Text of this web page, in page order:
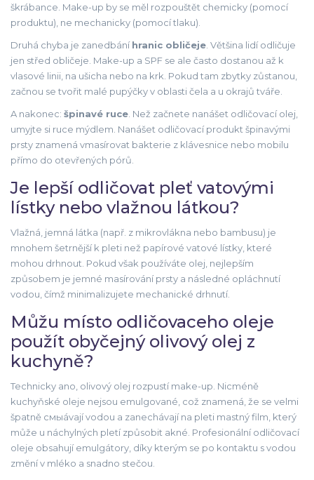
škrábance. Make-up by se měl rozpouštět chemicky (pomocí
produktu), ne mechanicky (pomocí tlaku).
Druhá chyba je zanedbáníhranic obličeje. Většina lidí odličuje
jen střed obličeje. Make-up a SPF se ale často dostanou až k
vlasové linii, na ušicha nebo na krk. Pokud tam zbytky zůstanou,
začnou se tvořit malé pupýčky v oblasti čela a u okrajů tváře.
A nakonec: špinavé ruce. Než začnete nanášet odličovací olej,
umyjte si ruce mýdlem. Nanášet odličovací produkt špinavými
prsty znamená vmasírovat bakterie z klávesnice nebo mobilu
přímo do otevřených pórů.
Je lepší odličovat pleť vatovými
lístky nebo vlažnou látkou?
Vlažná, jemná látka (např. z mikrovlákna nebo bambusu) je
mnohem šetrnější k pleti než papírové vatové lístky, které
mohou drhnout. Pokud však používáte olej, nejlepším
způsobem je jemné masírování prsty a následné opláchnutí
vodou, čímž minimalizujete mechanické drhnutí.
Můžu místo odličovaceho oleje
použít obyčejný olivový olej z
kuchyně?
Technicky ano, olivový olej rozpustí make-up. Nicméně
kuchyňské oleje nejsou emulgované, což znamená, že se velmi
špatně смыávají vodou a zanechávají na pleti mastný film, který
může u náchylných pletí způsobit akné. Profesionální odličovací
oleje obsahují emulgátory, díky kterým se po kontaktu s vodou
změní v mléko a snadno stečou.